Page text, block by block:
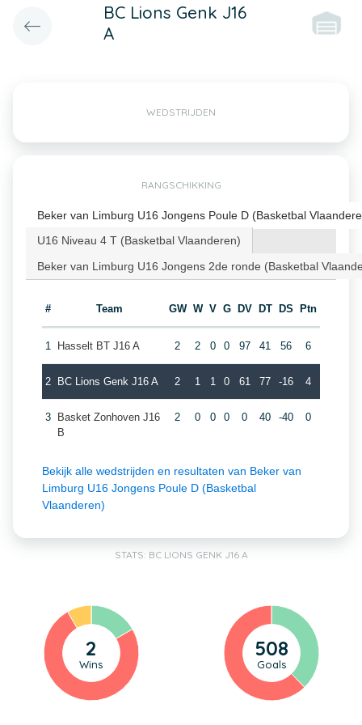
BC Lions Genk J16
A
WEDSTRIJDEN
RANGSCHIKKING
Beker van Limburg U16 Jongens Poule D (Basketbal
U16 Niveau 4 T (Basketbal Vlaanderen)
Beker van Limburg U16 Jongens 2de ronde (Basketbal
# Team GW W V G DV DT DS Ptn
1 Hasselt BT J16 A 2 2 0 0 97 41 56 6
2 BC Lions Genk J16 A 2 1 1 0 61 77 -16 4
3
Basket Zonhoven J16
B
2 0 0 0 0 40 -40 0
Bekijk alle wedstrijden en resultaten van Beker van
Limburg U16 Jongens Poule D (Basketbal
Vlaanderen)
STATS: BC LIONS GENK J16 A
2
Wins
508
Goals